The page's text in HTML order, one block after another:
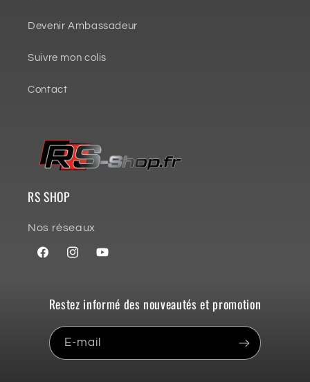
Devenir Ambassadeur
Suivre mon colis
Contact
RS SHOP
Nos réseaux
FacebookInstagramYouTube
Restez informé des nouveautés et promotion
E-mail